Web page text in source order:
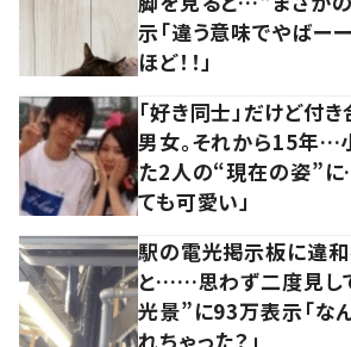
示「違う意味でやばーー
ほど！！」
「好き同士」だけど付
男女。それから15年…
た2人の“現在の姿”
ても可愛い」
駅の電光掲示板に違
と……思わず二度見し
光景”に93万表示「なん
れちゃった？」